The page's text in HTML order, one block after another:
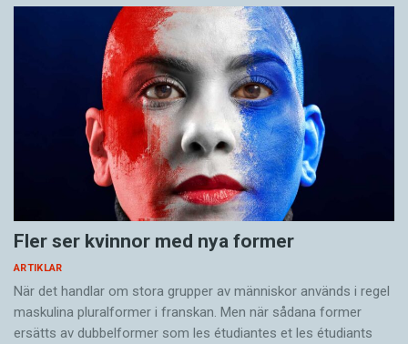
Fler ser kvinnor med nya former
ARTIKLAR
När det handlar om stora grupper av människor används i regel
maskulina pluralformer i franskan. Men när sådana ­former
ersätts av dubbel­former som les étudiantes et les étudiants